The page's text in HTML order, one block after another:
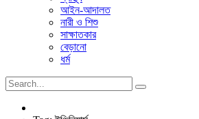
আইন-আদালত
নারী ও শিশু
সাক্ষাতকার
বেড়ানো
ধর্ম